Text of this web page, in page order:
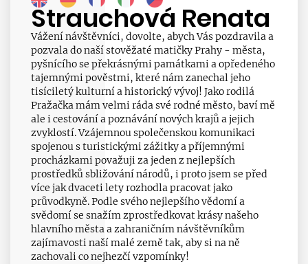
Strauchová Renata
Vážení návštěvníci, dovolte, abych Vás pozdravila a
pozvala do naší stověžaté matičky Prahy - města,
pyšnícího se překrásnými památkami a opředeného
tajemnými pověstmi, které nám zanechal jeho
tisíciletý kulturní a historický vývoj! Jako rodilá
Pražačka mám velmi ráda své rodné město, baví mě
ale i cestování a poznávání nových krajů a jejich
zvyklostí. Vzájemnou společenskou komunikaci
spojenou s turistickými zážitky a příjemnými
procházkami považuji za jeden z nejlepších
prostředků sbližování národů, i proto jsem se před
více jak dvaceti lety rozhodla pracovat jako
průvodkyně. Podle svého nejlepšího vědomí a
svědomí se snažím zprostředkovat krásy našeho
hlavního města a zahraničním návštěvníkům
zajímavosti naší malé země tak, aby si na ně
zachovali co nejhezčí vzpomínky!